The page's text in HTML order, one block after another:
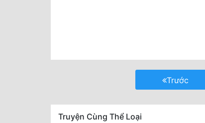
Trước
Truyện Cùng Thể Loại